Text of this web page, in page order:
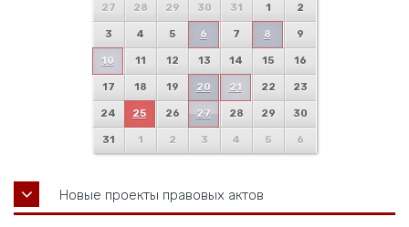
27 28 29 30 31 1 2
3 4 5 6 7 8 9
10 11 12 13 14 15 16
17 18 19 20 21 22 23
24 25 26 27 28 29 30
31 1 2 3 4 5 6
Новые проекты правовых актов